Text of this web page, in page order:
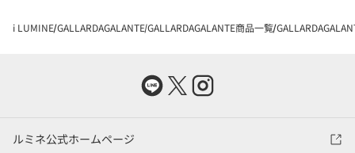
i LUMINE GALLARDAGALANTE GALLARDAGALANTE商品一覧
ルミネ公式ホームページ